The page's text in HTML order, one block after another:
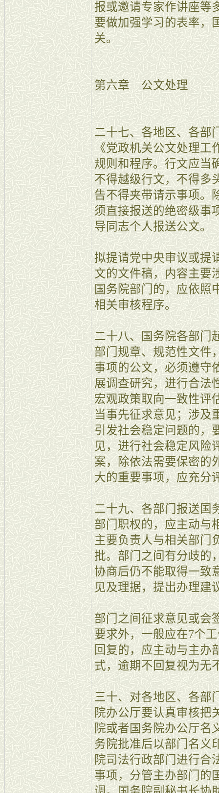
报或邀请专家作讲座等
要做加强学习的表率，
关。
第六章 公文处理
二十七、各地区、各部
《党政机关公文处理工
规则和程序。行文应当
不得越级行文，不得多
告不得夹带请示事项。
须直接报送的绝密级事
导同志个人报送公文。
拟提请党中央审议或提
文的文件稿，内容主要
国务院部门的，应依照
相关审核程序。
二十八、国务院各部门
部门规章、规范性文件
事项的公文，必须遵守
展调查研究，进行合法
宏观政策取向一致性评
当事先征求意见；涉及
引发社会稳定问题的，
见，进行社会稳定风险
案，除依法需要保密的
大的重要事项，应充分
二十九、各部门报送国
部门职权的，应主动与
主要负责人与相关部门
批。部门之间有分歧的
协商后仍不能取得一致
见及理据，提出办理建
部门之间征求意见或会
要求外，一般应在7个
回复的，应主动与主办
式，逾期不回复视为无
三十、对各地区、各部
院办公厅要认真审核把
院或者国务院办公厅名
务院批准后以部门名义
院司法行政部门进行合
事项，分管主办部门的